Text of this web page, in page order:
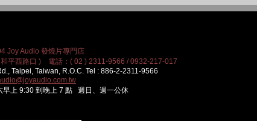
Joy Audio 發燒片專門店
和平西路口 ) 電話：( 02 ) 2311-9566 / 0932-217-017
Taipei, Taiwan, R.O.C. Tel : 886-2-2311-9566
早上 9:30 到晚上 7 點 週日、週一公休